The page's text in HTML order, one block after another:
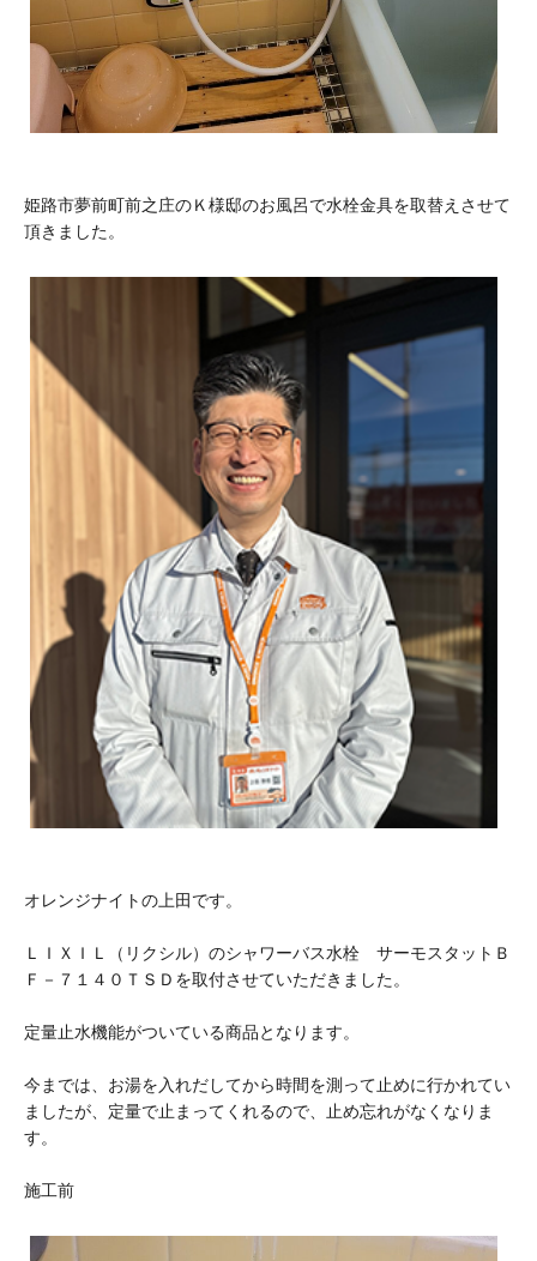
姫路市夢前町前之庄のＫ様邸のお風呂で水栓金具を取替えさせて
頂きました。
オレンジナイトの上田です。
ＬＩＸＩＬ（リクシル）のシャワーバス水栓 サーモスタットＢ
Ｆ－７１４０ＴＳＤを取付させていただきました。
定量止水機能がついている商品となります。
今までは、お湯を入れだしてから時間を測って止めに行かれてい
ましたが、定量で止まってくれるので、止め忘れがなくなりま
す。
施工前